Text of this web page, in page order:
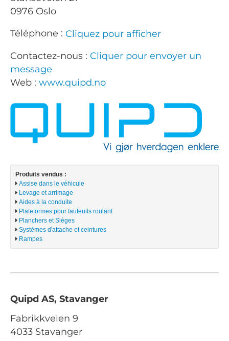
0976 Oslo
Téléphone : Cliquez pour afficher
Contactez-nous : Cliquer pour envoyer un
message
Web : www.quipd.no
Produits vendus :
Assise dans le véhicule
Levage et arrimage
Aides à la conduite
Plateformes pour fauteuils roulant
Planchers et Sièges
Systèmes d'attache et ceintures
Rampes
Quipd AS, Stavanger
Fabrikkveien 9
4033 Stavanger